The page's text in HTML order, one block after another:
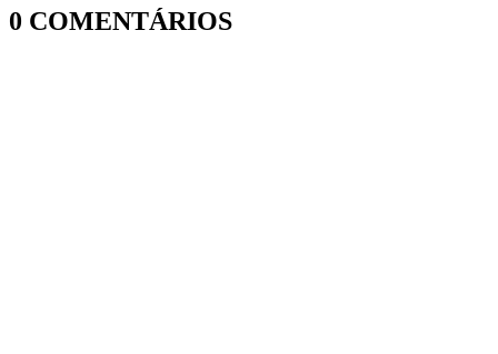
0 COMENTÁRIOS